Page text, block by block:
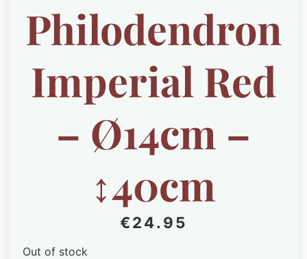
Philodendron
Imperial Red
– Ø14cm –
↕40cm
€24.95
Out of stock